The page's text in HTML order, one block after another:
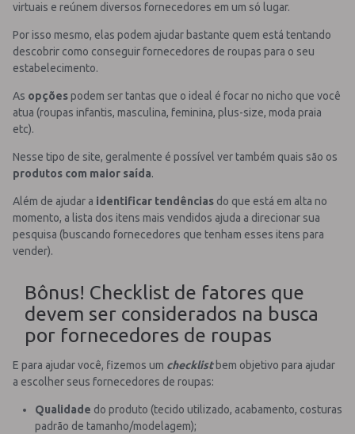
virtuais e reúnem diversos fornecedores em um só lugar.
Por isso mesmo, elas podem ajudar bastante quem está tentando
descobrir como conseguir fornecedores de roupas para o seu
estabelecimento.
As opçõespodem ser tantas que o ideal é focar no nicho que você
atua (roupas infantis, masculina, feminina, plus-size, moda praia
etc).
Nesse tipo de site, geralmente é possível ver também quais são os
produtos com maior saída.
Além de ajudar a identificar tendências do que está em alta no
momento, a lista dos itens mais vendidos ajuda a direcionar sua
pesquisa (buscando fornecedores que tenham esses itens para
vender).
Bônus! Checklist de fatores que
devem ser considerados na busca
por fornecedores de roupas
E para ajudar você, fizemos um checklistbem objetivo para ajudar
a escolher seus fornecedores de roupas:
Qualidade do produto (tecido utilizado, acabamento, costuras
padrão de tamanho/modelagem);